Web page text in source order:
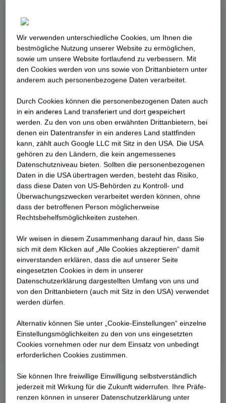
Wir verwenden unterschiedliche Cookies, um Ihnen die
best­mögliche Nutzung unserer Website zu ermöglichen,
sowie um unsere Website fortlaufend zu verbessern. Mit
den Cookies werden von uns sowie von Drittanbietern unter
anderem auch personenbezogene Daten verarbeitet.
Durch Cookies können die personenbezogenen Daten auch
in ein anderes Land transferiert und dort gespeichert
werden. Zu den von uns oben erwähnten Drittanbietern, bei
denen ein Datentransfer in ein anderes Land stattfinden
kann, zählt auch Google LLC mit Sitz in den USA. Die USA
gehören zu den Ländern, die kein angemessenes
Datenschutzniveau bieten. Sollten die personenbezogenen
Daten in die USA übertragen werden, besteht das Risiko,
dass diese Daten von US-Behörden zu Kontroll- und
Überwachungszwecken verarbeitet werden können, ohne
dass der betroffenen Person möglicherweise
Rechtsbehelfsmöglichkeiten zustehen.
Wir weisen in diesem Zusammenhang darauf hin, dass Sie
sich mit dem Klicken auf „Alle Cookies akzeptieren“ damit
ein­ver­standen erklären, dass die auf unserer Seite
eingesetzten Cookies in dem in unserer
Datenschutzerklärung dargestellten Umfang von uns und
von den Drittanbietern (auch mit Sitz in den USA) verwendet
werden dürfen.
Alternativ können Sie unter „Cookie-Einstellungen“ einzelne
Einstellungsmöglichkeiten zu den von uns eingesetzten
Cookies vornehmen oder nur dem Einsatz von unbedingt
erforderlichen Cookies zustimmen.
Sie können Ihre freiwillige Einwilligung selbstverständlich
jederzeit mit Wirkung für die Zukunft widerrufen. Ihre Prä­fe­
renzen können in unserer Datenschutzerklärung unter